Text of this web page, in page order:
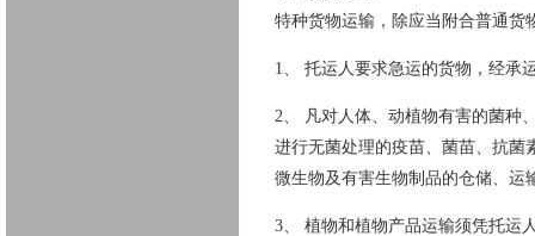
特种货物运输，除应当附合普通货
1、 托运人要求急运的货物，经承
2、 凡对人体、动植物有害的菌种
进行无菌处理的疫苗、菌苗、抗菌
微生物及有害生物制品的仓储、运
3、 植物和植物产品运输须凭托运